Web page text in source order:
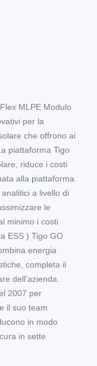
MLPE Modulo
per la
che offrono ai
piattaforma Tigo
riduce i costi
alla piattaforma
a livello di
le
minimo i costi
ESS ) Tigo GO
energia
completa il
dell'azienda.
2007 per
il suo team
in modo
in sette